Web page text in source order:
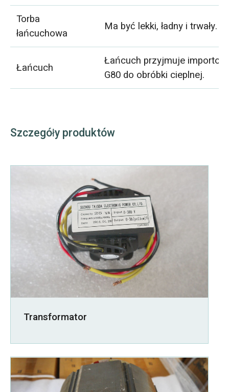
Torba
łańcuchowa
Ma być lekki, ładny i trwały.
Łańcuch
Łańcuch przyjmuje
G80 do obróbki cieplnej.
Szczegóły produktów
Transformator